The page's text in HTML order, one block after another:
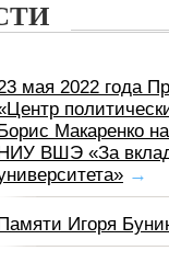
мая 2022 года
Макаренко
ВШЭ «За
→
Игоря